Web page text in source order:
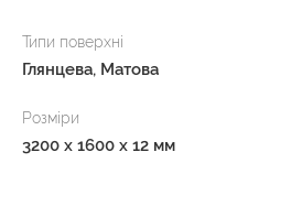
Типи поверхні
Глянцева, Матова
Розміри
3200 x 1600 x 12 мм